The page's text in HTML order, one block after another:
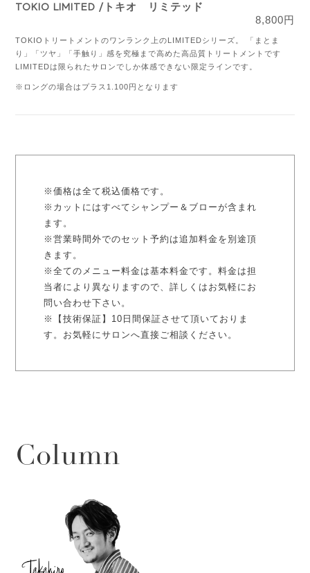
TOKIO LIMITED /トキオ リミテッド
8,800円
TOKIOトリートメントのワンランク上のLIMITEDシリーズ。
「まとま
り」「ツヤ」「手触り」感を究極まで高めた高品質トリートメントです
LIMITEDは限られたサロンでしか体感できない限定ラインです。
※ロングの場合はプラス1.100円となります
※価格は全て税込価格です。
※カットにはすべてシャンプー＆ブローが含まれ
ます。
※営業時間外でのセット予約は追加料金を別途頂
きます。
※全てのメニュー料金は基本料金です。料金は担
当者により異なりますので、詳しくはお気軽にお
問い合わせ下さい。
※【技術保証】10日間保証させて頂いておりま
す。お気軽にサロンへ直接ご相談ください。
Column